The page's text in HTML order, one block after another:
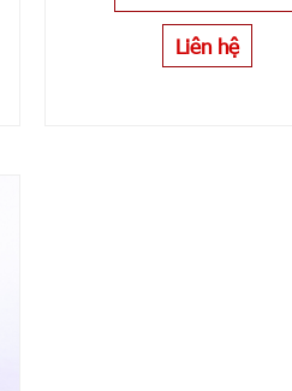
Liên hệ